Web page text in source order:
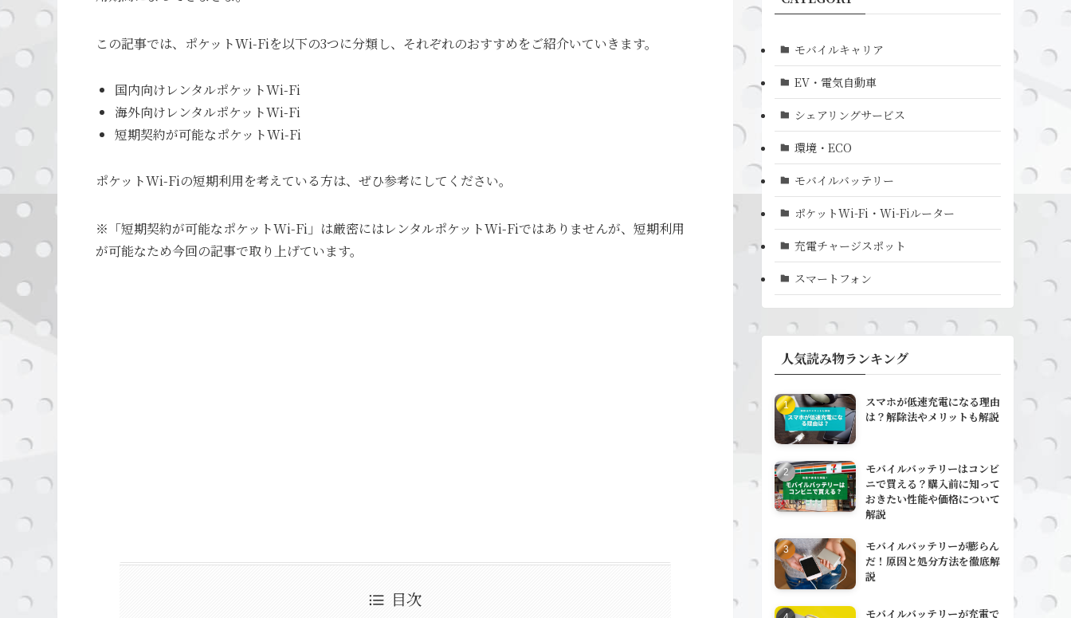
この記事では、ポケットWi-Fiを以下の3つに分類し、それぞれのおすすめをご紹介いていきます。
国内向けレンタルポケットWi-Fi
海外向けレンタルポケットWi-Fi
短期契約が可能なポケットWi-Fi
ポケットWi-Fiの短期利用を考えている方は、ぜひ参考にしてください。
※「短期契約が可能なポケットWi-Fi」は厳密にはレンタルポケットWi-Fiではありませんが、短期利用
が可能なため今回の記事で取り上げています。
目次
モバイルキャリア
EV・電気自動車
シェアリングサービス
環境・ECO
モバイルバッテリー
ポケットWi-Fi・Wi-Fiルーター
充電チャージスポット
スマートフォン
人気読み物ランキング
スマホが低速充電になる理由
は？解除法やメリットも解説
モバイルバッテリーはコンビ
ニで買える？購入前に知って
おきたい性能や価格について
解説
モバイルバッテリーが膨らん
だ！原因と処分方法を徹底解
説
モバイルバッテリーが充電で